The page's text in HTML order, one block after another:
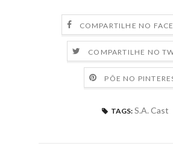
COMPARTILHE NO
COMPARTILHE NO
PÕE NO
TAGS: S.A. Cast